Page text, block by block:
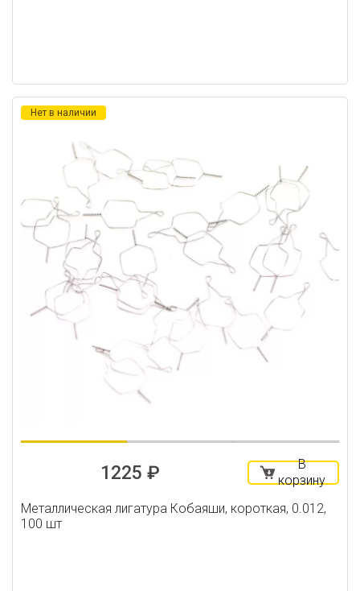
Нет в наличии
1225 ₽
В
корзину
Металлическая лигатура Кобаяши, короткая, 0.012,
100 шт